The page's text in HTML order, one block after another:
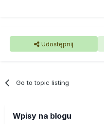
Udostępnij
Go to topic listing
Wpisy na blogu